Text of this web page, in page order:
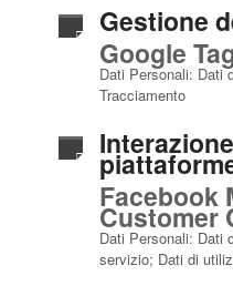
Gestione
Google
Dati Personali: Dati
Tracciamento
Facebook
Customer
Dati Personali: Dati
servizio; Dati di